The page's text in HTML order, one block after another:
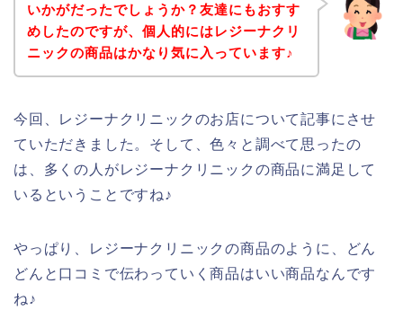
いかがだったでしょうか？友達にもおすす
めしたのですが、個人的にはレジーナクリ
ニックの商品はかなり気に入っています♪
今回、レジーナクリニックのお店について記事にさせ
ていただきました。そして、色々と調べて思ったの
は、多くの人がレジーナクリニックの商品に満足して
いるということですね♪
やっぱり、レジーナクリニックの商品のように、どん
どんと口コミで伝わっていく商品はいい商品なんです
ね♪